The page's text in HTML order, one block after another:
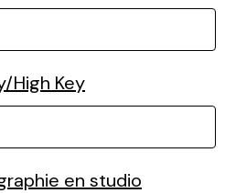
High Key
en studio